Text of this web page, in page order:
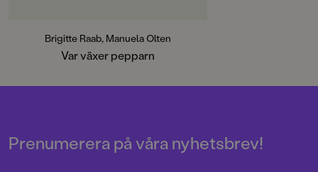
Brigitte Raab, Manuela Olten
Var växer pepparn
Prenumerera på våra nyhetsbrev!